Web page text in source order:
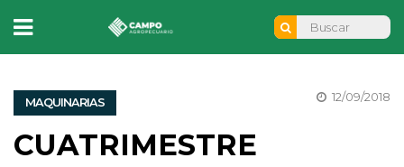
MAQUINARIAS 12/09/2018
CUATRIMESTRE